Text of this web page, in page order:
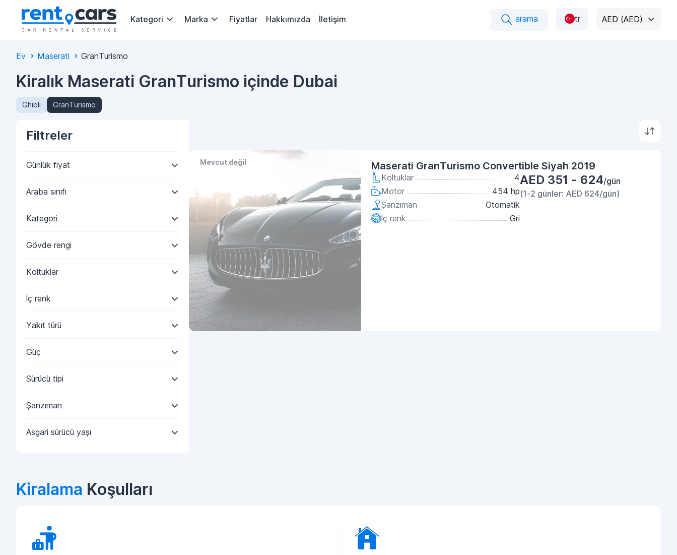
Kategori Marka Fiyatlar Hakkımızda İletişim arama tr AED (AED)
Ev Maserati GranTurismo
Kiralık Maserati GranTurismo içinde Dubai
Ghibli GranTurismo
Filtreler
Günlük fiyat
Araba sınıfı
Kategori
Gövde rengi
Koltuklar
İç renk
Yakıt türü
Güç
Sürücü tipi
Şanzıman
Asgari sürücü yaşı
Mevcut değil Maserati GranTurismo Convertible Siyah 2019
Koltuklar
4
Motor
454 hp
Şanzıman
Otomatik
İç renk
Gri
AED 351 - 624/gün
(1-2 günler: AED 624/gün)
Kiralama Koşulları